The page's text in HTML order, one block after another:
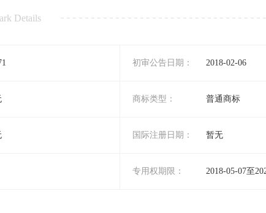
Details
初审公告日期： 2018-02-06
商标类型： 普通商标
国际注册日期： 暂无
专用权期限： 2018-05-07至